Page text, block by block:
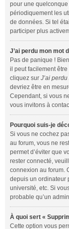
pour une
périodiquement les
de données. Si tel
participer plus
J’ai perdu mon mot
Pas de panique !
il peut facilement
cliquez sur J’ai
devriez être en
Cependant, si vous
vous invitons à
Pourquoi suis-je
Si vous ne cochez
au forum, vous ne
permet d’éviter que
rester connecté,
connexion au forum.
depuis un ordinateur
université, etc. Si
probable qu’un
À quoi sert «
Cette option vous